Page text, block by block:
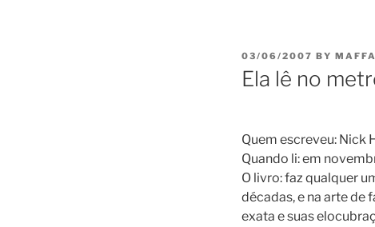
POSTED
ON
03/06/2007 BY
Ela lê no
Quem escreveu: Nick
Quando li: em
O livro: faz qualquer
décadas, e na arte de
exata e suas